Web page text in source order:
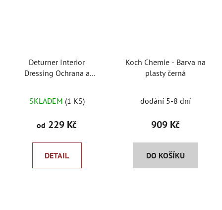
Deturner Interior
Dressing Ochrana a
hodnocení
produktu
5,0
z
SKLADEM (1 KS)
od 229 Kč
DETAIL
Koch Chemie - Barva na
plasty černá
dodání 5-8 dní
909 Kč
DO KOŠÍKU